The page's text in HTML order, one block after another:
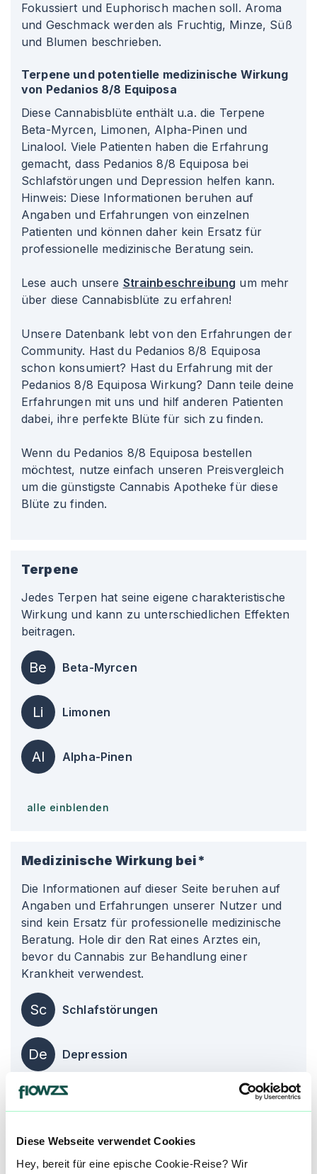
Diese Webseite verwendet Cookies
Hey, bereit für eine epische Cookie-Reise? Wir
Fokussiert und Euphorisch machen soll. Aroma
und Geschmack werden als Fruchtig, Minze, Süß
und Blumen beschrieben.
Terpene und potentielle medizinische Wirkung
von Pedanios 8/8 Equiposa
Diese Cannabisblüte enthält u.a. die Terpene
Beta-Myrcen, Limonen, Alpha-Pinen und
Linalool. Viele Patienten haben die Erfahrung
gemacht, dass Pedanios 8/8 Equiposa bei
Schlafstörungen und Depression helfen kann.
Hinweis: Diese Informationen beruhen auf
Angaben und Erfahrungen von einzelnen
Patienten und können daher kein Ersatz für
professionelle medizinische Beratung sein.
Lese auch unsere Strainbeschreibung um mehr
über diese Cannabisblüte zu erfahren!
Unsere Datenbank lebt von den Erfahrungen der
Community. Hast du Pedanios 8/8 Equiposa
schon konsumiert? Hast du Erfahrung mit der
Pedanios 8/8 Equiposa Wirkung? Dann teile deine
Erfahrungen mit uns und hilf anderen Patienten
dabei, ihre perfekte Blüte für sich zu finden.
Wenn du Pedanios 8/8 Equiposa bestellen
möchtest, nutze einfach unseren Preisvergleich
um die günstigste Cannabis Apotheke für diese
Blüte zu finden.
Terpene
Jedes Terpen hat seine eigene charakteristische
Wirkung und kann zu unterschiedlichen Effekten
beitragen.
Be Beta-Myrcen
Li Limonen
Al Alpha-Pinen
alle einblenden
Medizinische Wirkung bei*
Die Informationen auf dieser Seite beruhen auf
Angaben und Erfahrungen unserer Nutzer und
sind kein Ersatz für professionelle medizinische
Beratung. Hole dir den Rat eines Arztes ein,
bevor du Cannabis zur Behandlung einer
Krankheit verwendest.
Sc Schlafstörungen
De Depression
Über diesen Strain:Equiposa
E